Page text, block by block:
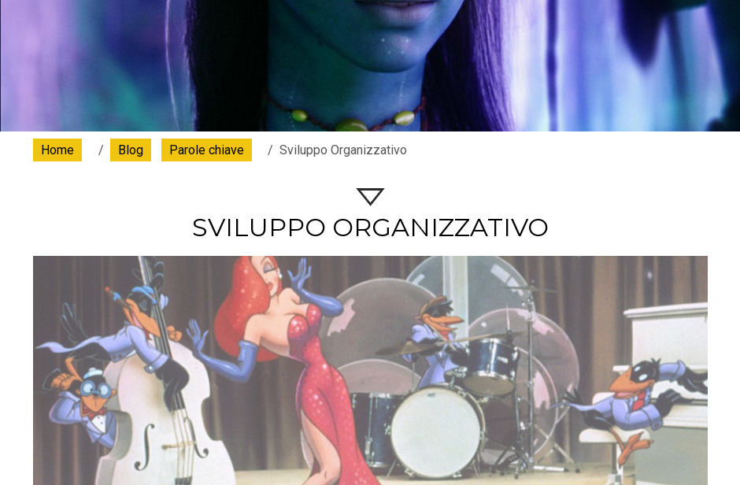
Home Blog Parole chiave Sviluppo Organizzativo
SVILUPPO ORGANIZZATIVO